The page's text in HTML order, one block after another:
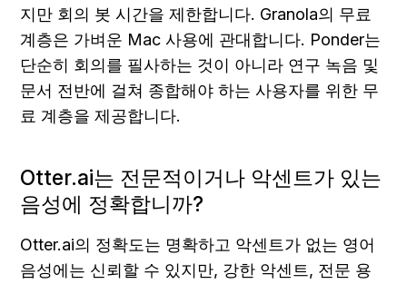
지만 회의 봇 시간을 제한합니다. Granola의 무료
계층은 가벼운 Mac 사용에 관대합니다. Ponder는
단순히 회의를 필사하는 것이 아니라 연구 녹음 및
문서 전반에 걸쳐 종합해야 하는 사용자를 위한 무
료 계층을 제공합니다.
Otter.ai는 전문적이거나 악센트가 있는
음성에 정확합니까?
Otter.ai의 정확도는 명확하고 악센트가 없는 영어
음성에는 신뢰할 수 있지만, 강한 악센트, 전문 용